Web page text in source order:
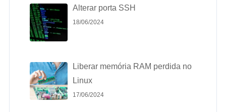
Alterar porta SSH
18/06/2024
Liberar memória RAM perdida no
Linux
17/06/2024